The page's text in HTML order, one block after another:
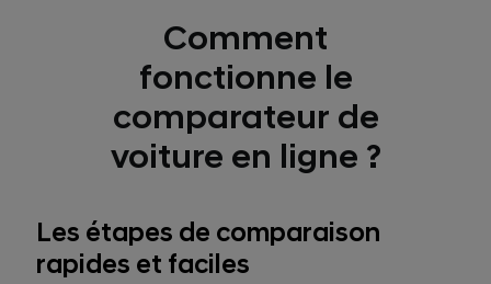
Comment
fonctionne le
comparateur de
voiture en ligne ?
Les étapes de comparaison
rapides et faciles